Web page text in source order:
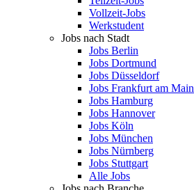
Vollzeit-Jobs
Werkstudent
Jobs nach Stadt
Jobs Berlin
Jobs Dortmund
Jobs Düsseldorf
Jobs Frankfurt am Main
Jobs Hamburg
Jobs Hannover
Jobs Köln
Jobs München
Jobs Nürnberg
Jobs Stuttgart
Alle Jobs